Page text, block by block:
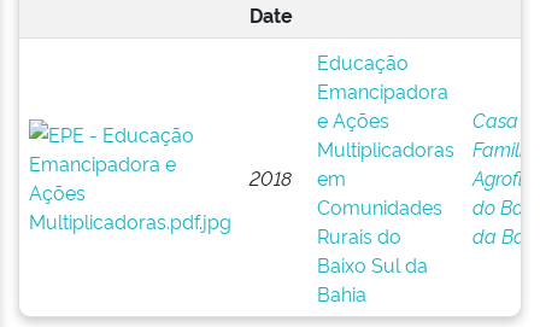
Date
2018
Educação
Emancipadora
e Ações
Multiplicadoras
em
Comunidades
Rurais do
Baixo Sul da
Bahia
Casa
Familiar
do
da